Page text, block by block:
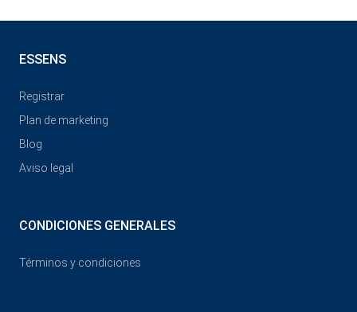
ESSENS
Registrar
Plan de marketing
Blog
Aviso legal
CONDICIONES GENERALES
Términos y condiciones